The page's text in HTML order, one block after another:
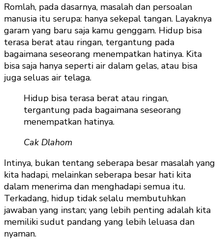
Romlah, pada dasarnya, masalah dan persoalan
manusia itu serupa: hanya sekepal tangan. Layaknya
garam yang baru saja kamu genggam. Hidup bisa
terasa berat atau ringan, tergantung pada
bagaimana seseorang menempatkan hatinya. Kita
bisa saja hanya seperti air dalam gelas, atau bisa
juga seluas air telaga.
Hidup bisa terasa berat atau ringan,
tergantung pada bagaimana seseorang
menempatkan hatinya.
Cak Dlahom
Intinya, bukan tentang seberapa besar masalah yang
kita hadapi, melainkan seberapa besar hati kita
dalam menerima dan menghadapi semua itu.
Terkadang, hidup tidak selalu membutuhkan
jawaban yang instan; yang lebih penting adalah kita
memiliki sudut pandang yang lebih leluasa dan
nyaman.